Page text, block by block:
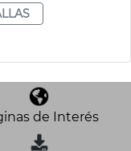
de Interés